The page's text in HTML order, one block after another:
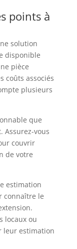
points à
solution
disponible
pièce
coûts associés
plusieurs
que
Assurez-vous
couvrir
de votre
estimation
connaître le
locaux ou
leur estimation